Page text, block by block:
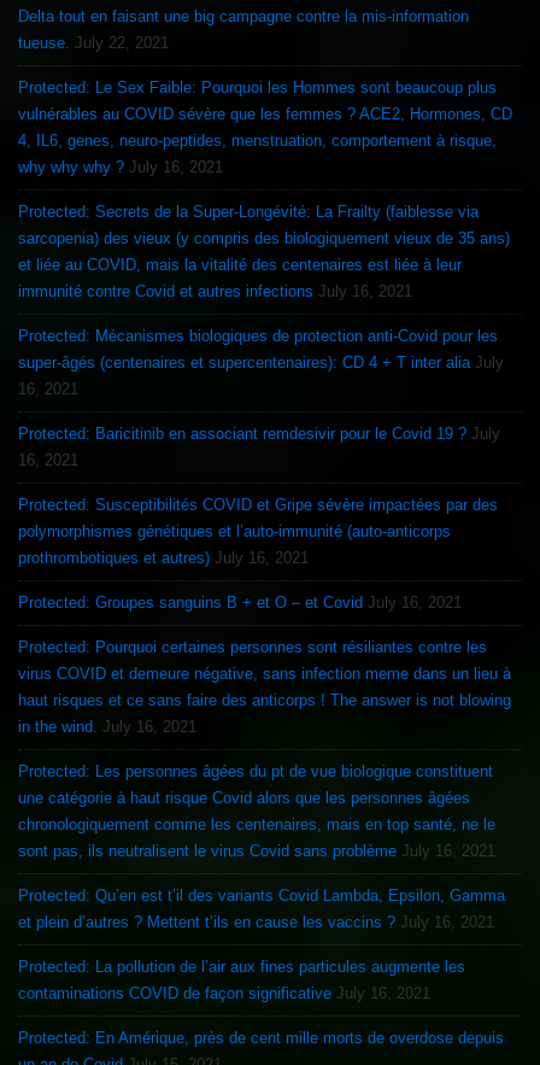
Delta tout en faisant une big campagne contre la mis-information
tueuse. July 22, 2021
Protected: Le Sex Faible: Pourquoi les Hommes sont beaucoup plus
vulnérables au COVID sévère que les femmes ? ACE2, Hormones, CD
4, IL6, genes, neuro-peptides, menstruation, comportement à risque,
why why why ? July 16, 2021
Protected: Secrets de la Super-Longévité: La Frailty (faiblesse via
sarcopenia) des vieux (y compris des biologiquement vieux de 35 ans)
et liée au COVID, mais la vitalité des centenaires est liée à leur
immunité contre Covid et autres infections July 16, 2021
Protected: Mécanismes biologiques de protection anti-Covid pour les
super-âgés (centenaires et supercentenaires): CD 4 + T inter alia July
16, 2021
Protected: Baricitinib en associant remdesivir pour le Covid 19 ? July
16, 2021
Protected: Susceptibilités COVID et Gripe sévère impactées par des
polymorphismes génétiques et l’auto-immunité (auto-anticorps
prothrombotiques et autres) July 16, 2021
Protected: Groupes sanguins B + et O – et Covid July 16, 2021
Protected: Pourquoi certaines personnes sont résiliantes contre les
virus COVID et demeure négative, sans infection meme dans un lieu à
haut risques et ce sans faire des anticorps ! The answer is not blowing
in the wind. July 16, 2021
Protected: Les personnes âgées du pt de vue biologique constituent
une catégorie à haut risque Covid alors que les personnes âgées
chronologiquement comme les centenaires, mais en top santé, ne le
sont pas, ils neutralisent le virus Covid sans problème July 16, 2021
Protected: Qu’en est t’il des variants Covid Lambda, Epsilon, Gamma
et plein d’autres ? Mettent t’ils en cause les vaccins ? July 16, 2021
Protected: La pollution de l’air aux fines particules augmente les
contaminations COVID de façon significative July 16, 2021
Protected: En Amérique, près de cent mille morts de overdose depuis